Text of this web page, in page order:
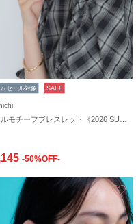
セール対象 SALE
-50%OFF-